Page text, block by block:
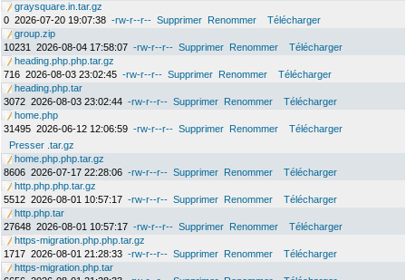
graysquare.in.tar.gz
0 2026-07-20 19:07:38 -rw-r--r-- Supprimer Renommer
Télécharger
group.zip
10231
2026-08-04 17:58:07 -rw-r--r-- Supprimer Renommer
Télécharger
heading.php.php.tar.gz
716 2026-08-03 23:02:45 -rw-r--r-- Supprimer Renommer
Télécharger
heading.php.tar
3072 2026-08-03 23:02:44 -rw-r--r-- Supprimer Renommer
Télécharger
home.php
31495 2026-06-12 12:06:59 -rw-r--r-- Supprimer Renommer
Télécharger
Presser .tar.gz
home.php.php.tar.gz
8606 2026-07-17 22:28:06 -rw-r--r-- Supprimer Renommer
Télécharger
http.php.php.tar.gz
5512 2026-08-01 10:57:17 -rw-r--r-- Supprimer Renommer
Télécharger
http.php.tar
27648 2026-08-01 10:57:17 -rw-r--r-- Supprimer Renommer
Télécharger
https-migration.php.php.tar.gz
1717 2026-08-01 21:28:33 -rw-r--r-- Supprimer Renommer
Télécharger
https-migration.php.tar